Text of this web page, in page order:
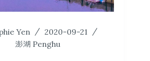
Yen
2020-09-21
澎湖 Penghu